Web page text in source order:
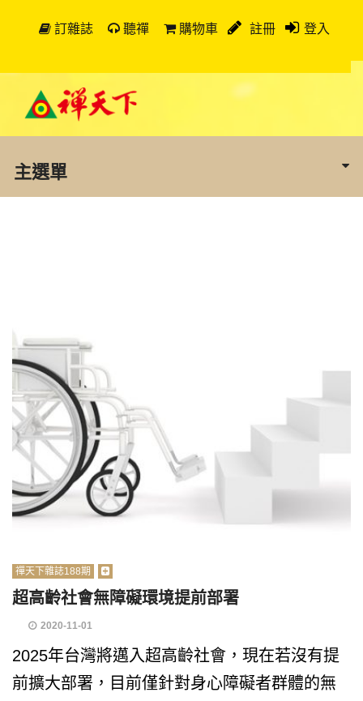
訂雜誌 聽禪 購物車 註冊 登入
主選單
禪天下雜誌188期
超高齡社會無障礙環境提前部署
2020-11-01
2025年台灣將邁入超高齡社會，現在若沒有提
前擴大部署，目前僅針對身心障礙者群體的無